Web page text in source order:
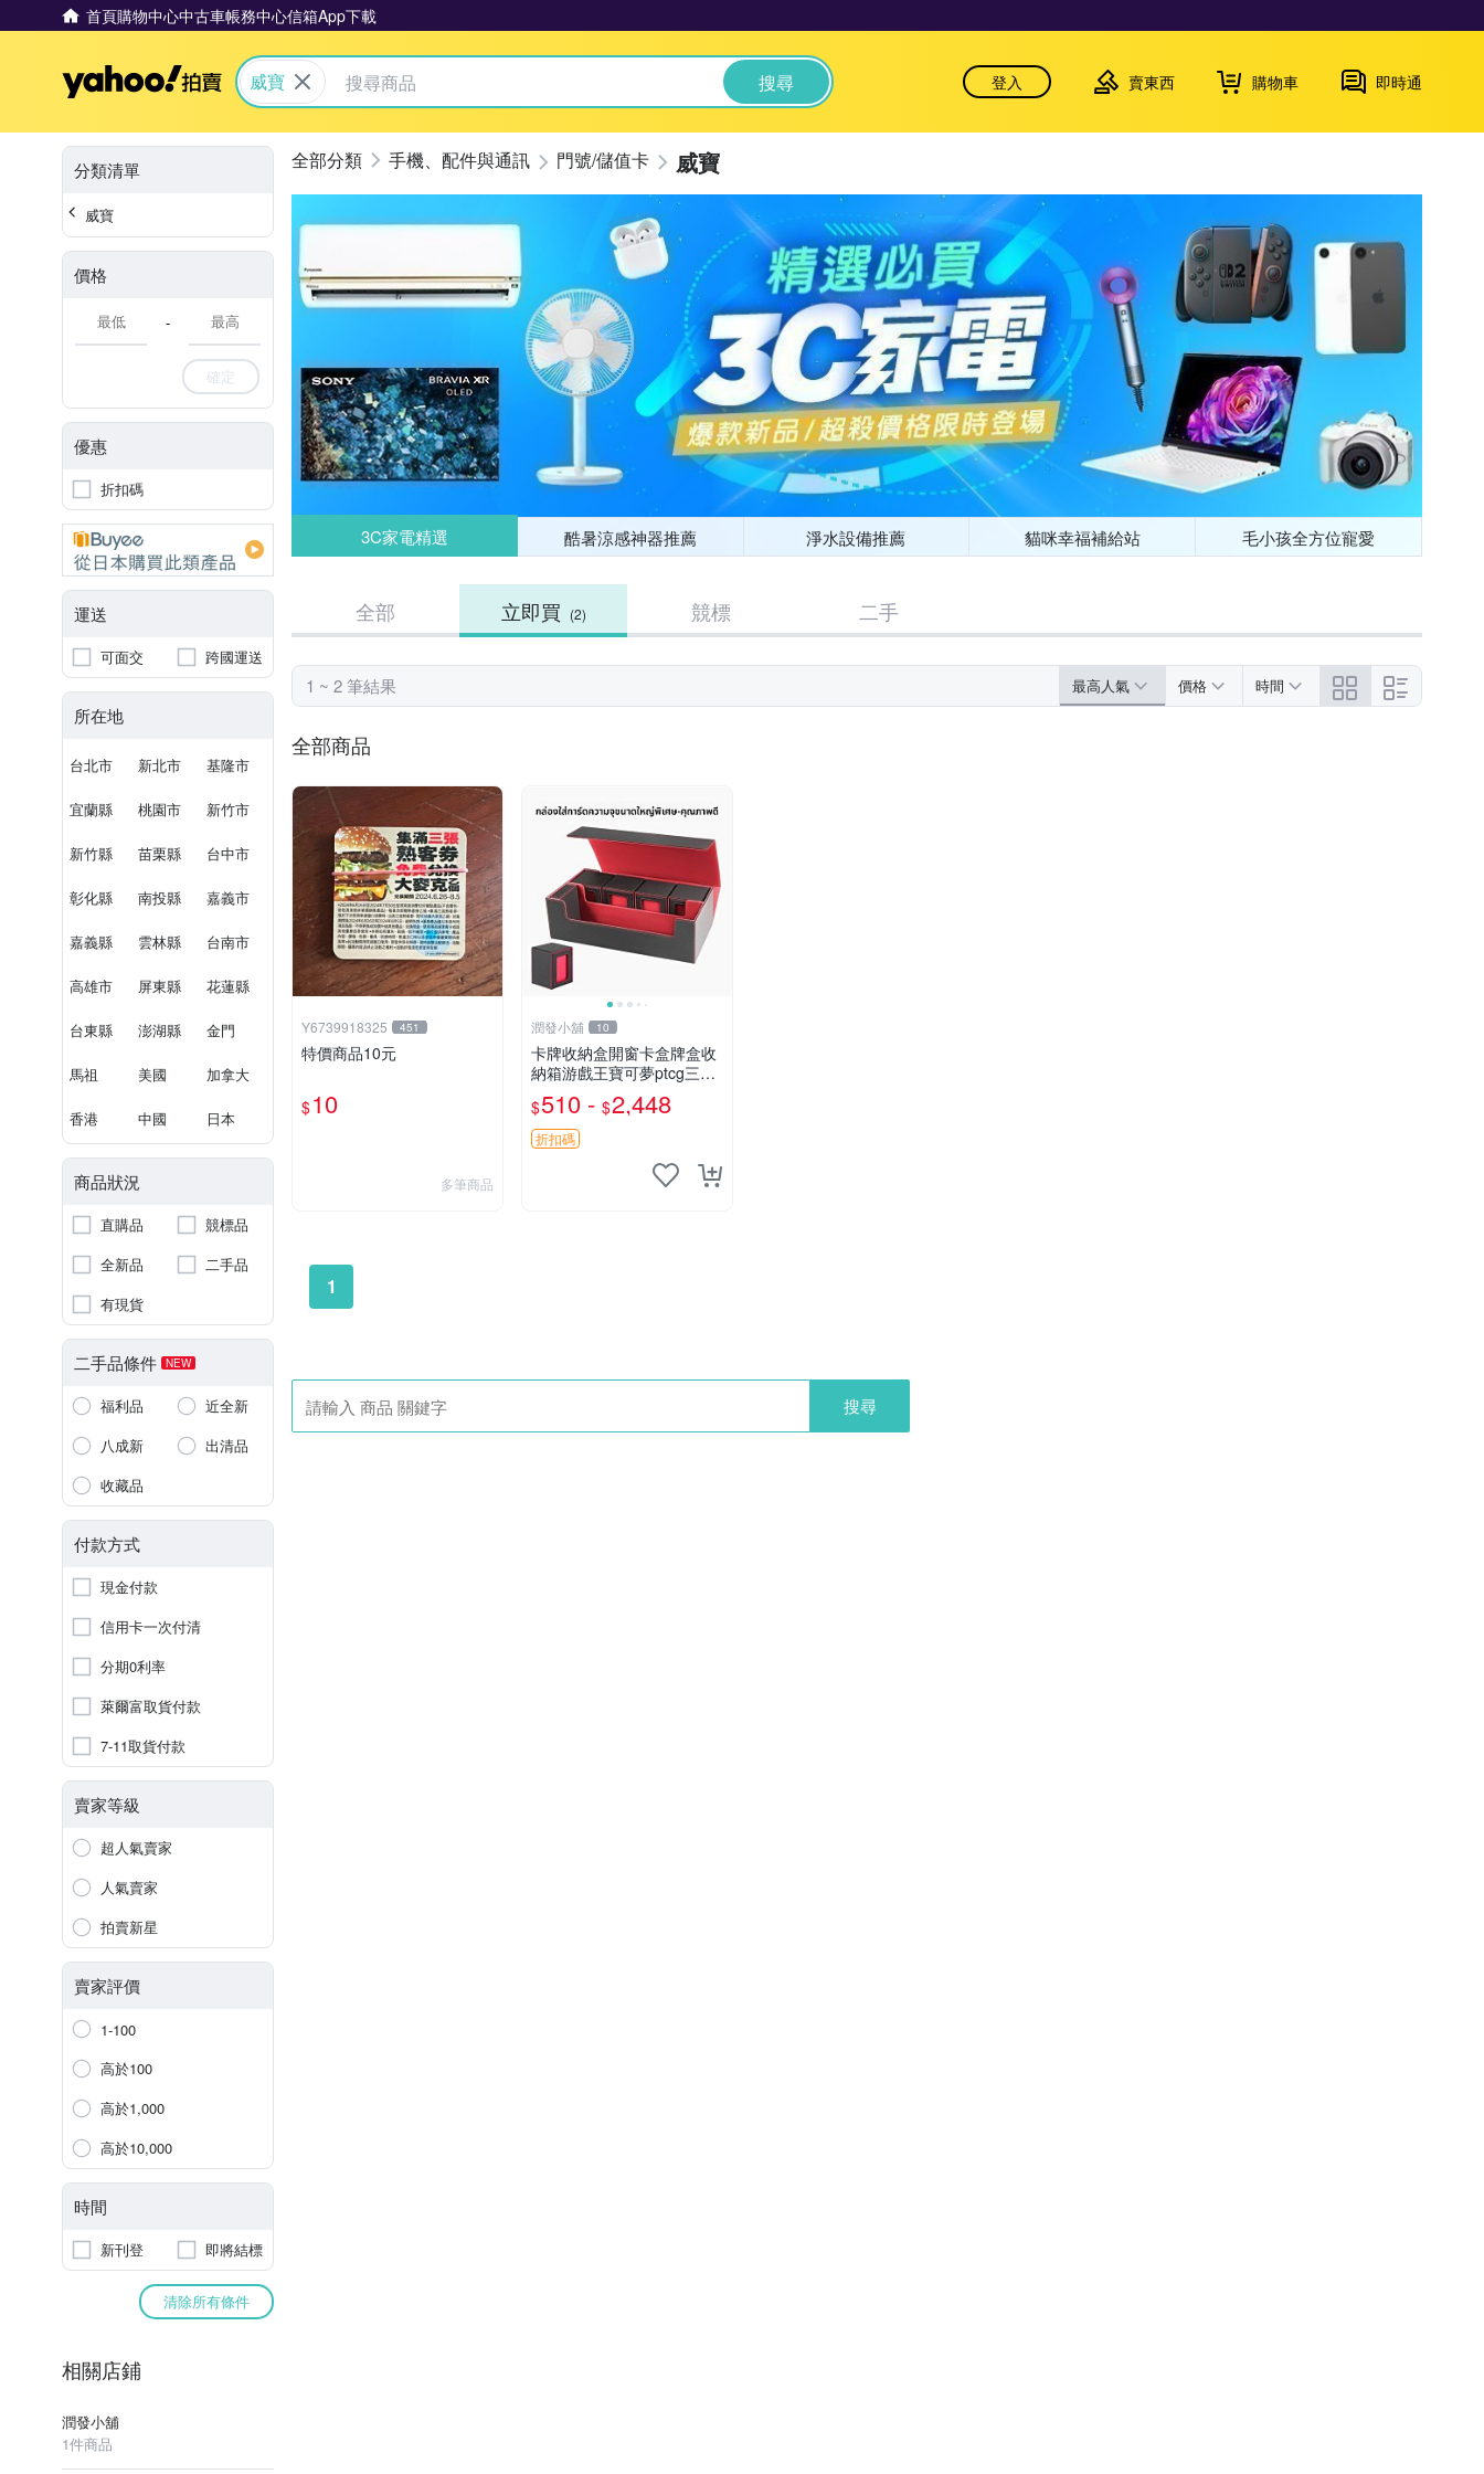
首頁購物中心中古車帳務中心信箱App下載
Yahoo拍賣
威寶 搜尋 登入 賣東西 購物車 即時通
分類清單
威寶
價格
-
確定
優惠
折扣碼
運送
可面交 跨國運送
所在地
台北市 新北市 基隆市
宜蘭縣 桃園市 新竹市
新竹縣 苗栗縣 台中市
彰化縣 南投縣 嘉義市
嘉義縣 雲林縣 台南市
高雄市 屏東縣 花蓮縣
台東縣 澎湖縣 金門
馬祖 美國 加拿大
香港 中國 日本
商品狀況
直購品
競標品
全新品
二手品
有現貨
二手品條件 NEW
福利品
近全新
八成新
出清品
收藏品
付款方式
現金付款
信用卡一次付清
分期0利率
萊爾富取貨付款
7-11取貨付款
賣家等級
超人氣賣家
人氣賣家
拍賣新星
賣家評價
1-100
高於100
高於1,000
高於10,000
時間
新刊登 即將結標
清除所有條件
相關店鋪
潤發小舖
1件商品
手機、配件與通訊 門號/儲值卡 威寶
3C家電精選 酷暑涼感神器推薦 淨水設備推薦 貓咪幸福補給站 毛小孩全方位寵愛
全部 立即買 (2) 競標 二手
1 ~ 2 筆結果 最高人氣 價格 時間
全部商品
Y6739918325 451
特價商品10元
$10
多筆商品
潤發小舖 10
卡牌收納盒開窗卡盒牌盒收
納箱游戲王寶可夢ptcg三國
殺海賊王dtcg
$510 - $2,448
折扣碼
1
搜尋